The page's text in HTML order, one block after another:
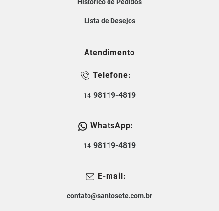
Histórico de Pedidos
Lista de Desejos
Atendimento
Telefone:
14 98119-4819
WhatsApp:
14 98119-4819
E-mail:
contato@santosete.com.br